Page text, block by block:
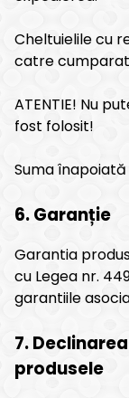
Cheltuielile cu
catre
ATENTIE! Nu
fost folosit!
Suma
6. Garanție
Garantia
cu Legea nr.
garantiile
7.
produsele